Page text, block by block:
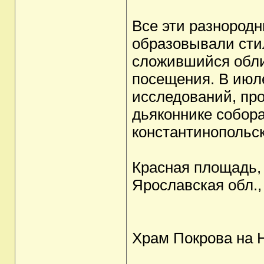
Все эти
образовывали
сложившийся
посещения. В
исследований,
дьяконнике
Красная
Ярославская
Храм Покрова на